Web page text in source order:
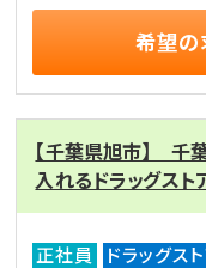
希望の
【千葉県旭市】 千
入れるドラッグスト
正社員 ドラッグス